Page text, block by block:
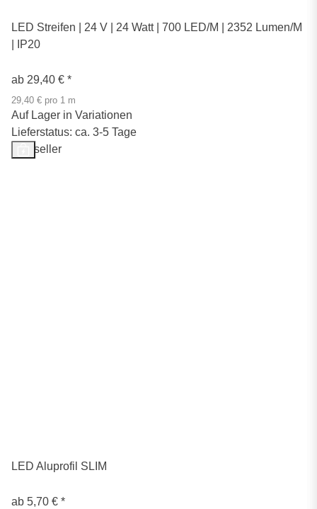
LED Streifen | 24 V | 24 Watt | 700 LED/M | 2352 Lumen/M
| IP20
ab 29,40 € *
29,40 € pro 1 m
Auf Lager in Variationen
Lieferstatus: ca. 3-5 Tage
Bestseller
LED Aluprofil SLIM
ab 5,70 € *